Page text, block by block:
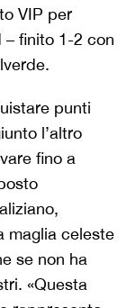
VIP per
finito 1-2 con
punti
l’altro
fino a
maglia celeste
se non ha
«Questa